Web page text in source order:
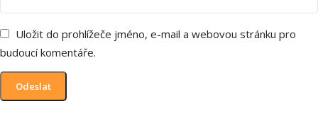
Uložit do prohlížeče jméno, e-mail a webovou stránku pro
budoucí komentáře.